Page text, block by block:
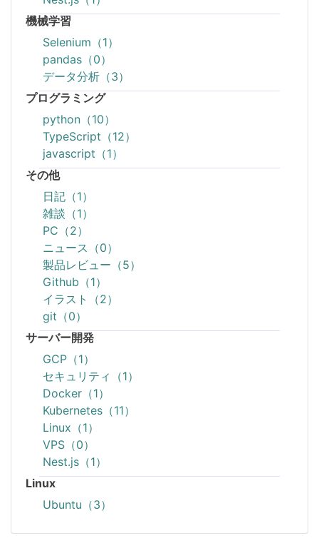
機械学習
Selenium（1）
pandas（0）
データ分析（3）
プログラミング
python（10）
TypeScript（12）
javascript（1）
その他
日記（1）
雑談（1）
PC（2）
ニュース（0）
製品レビュー（5）
Github（1）
イラスト（2）
git（0）
サーバー開発
GCP（1）
セキュリティ（1）
Docker（1）
Kubernetes（11）
Linux（1）
VPS（0）
Nest.js（1）
Linux
Ubuntu（3）